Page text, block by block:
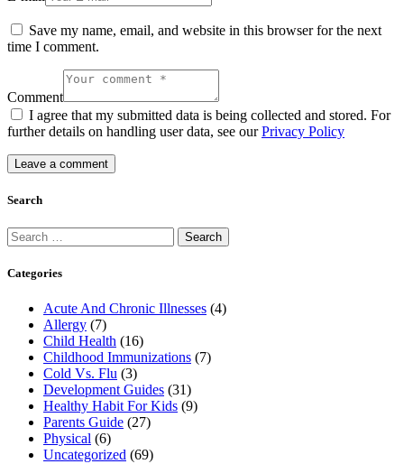
Save my name, email, and website in this browser for the next
time I comment.
Comment
I agree that my submitted data is being collected and stored. For
further details on handling user data, see ourPrivacy Policy
Search
Search
for:
Categories
Acute And Chronic Illnesses (4)
Allergy (7)
Child Health (16)
Childhood Immunizations (7)
Cold Vs. Flu (3)
Development Guides (31)
Healthy Habit For Kids (9)
Parents Guide (27)
Physical (6)
Uncategorized (69)